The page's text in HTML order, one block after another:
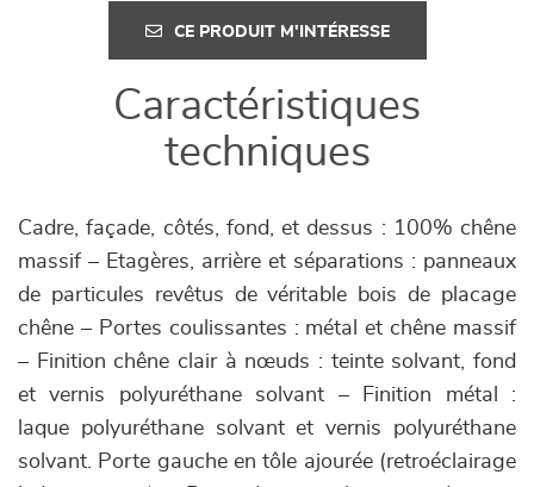
CE PRODUIT M'INTÉRESSE
Caractéristiques
techniques
Cadre, façade, côtés, fond, et dessus : 100% chêne
massif – Etagères, arrière et séparations : panneaux
de particules revêtus de véritable bois de placage
chêne – Portes coulissantes : métal et chêne massif
– Finition chêne clair à nœuds : teinte solvant, fond
et vernis polyuréthane solvant – Finition métal :
laque polyuréthane solvant et vernis polyuréthane
solvant. Porte gauche en tôle ajourée (retroéclairage